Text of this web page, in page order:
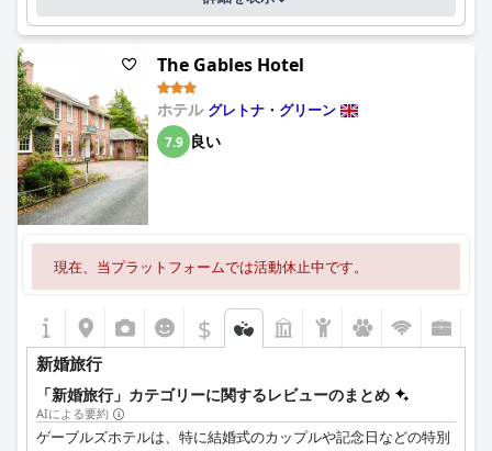
The Gables Hotel
ホテル グレトナ・グリーン
7.9 良い
現在、当プラットフォームでは活動休止中です。
$
新婚旅行
「新婚旅行」カテゴリーに関するレビューのまとめ
AIによる要約
ゲーブルズホテルは、特に結婚式のカップルや記念日などの特別